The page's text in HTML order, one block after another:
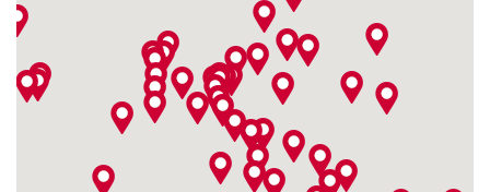
Fitshop i Bottrop
Ruhrölstraße 1
46240 Bottrop
Åpen idag fra kl 10:00
4,9 / 5(671)